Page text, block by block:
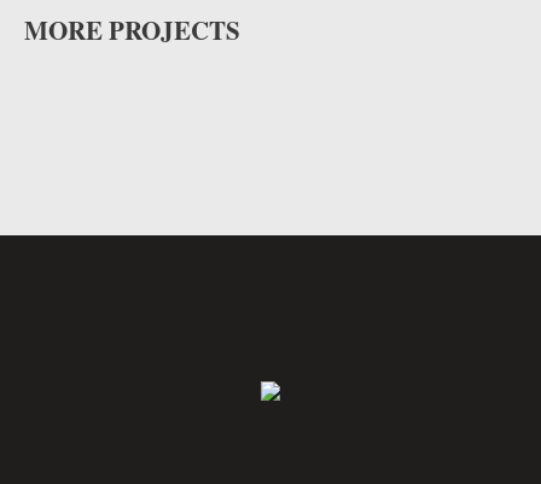
MORE PROJECTS